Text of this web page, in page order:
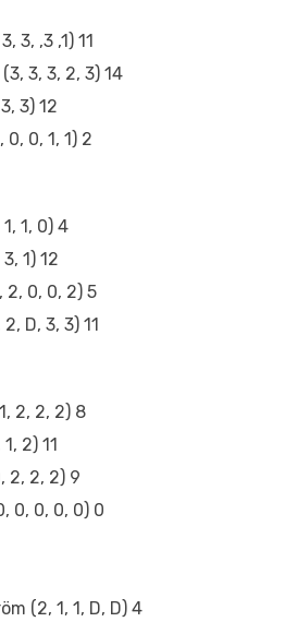
3, ,3 ,1) 11
3, 3, 2, 3) 14
3) 12
0, 1, 1) 2
1, 0) 4
1) 12
2, 0, 0, 2) 5
D, 3, 3) 11
2, 2, 2) 8
2) 11
2, 2, 2) 9
0, 0, 0, 0) 0
(2, 1, 1, D, D) 4